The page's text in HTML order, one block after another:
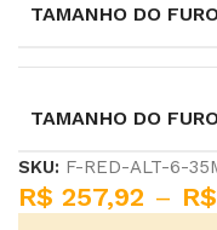
TAMANHO DO
TAMANHO DO
SKU: F-RED-ALT-6-
R$ 257,92 – R$